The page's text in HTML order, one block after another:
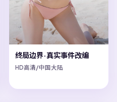
终局边界·真实事件改编
HD高清/中国大陆